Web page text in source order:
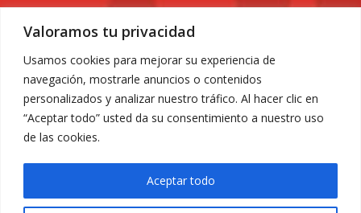
Valoramos tu privacidad
Usamos cookies para mejorar su experiencia de
navegación, mostrarle anuncios o contenidos
personalizados y analizar nuestro tráfico. Al hacer clic en
“Aceptar todo” usted da su consentimiento a nuestro uso
de las cookies.
Aceptar todo
CONTACTO:
administracion@usomurcia.org
968 25 01 20
C/ Huerto de las bombas nº6. 30009 Murcia